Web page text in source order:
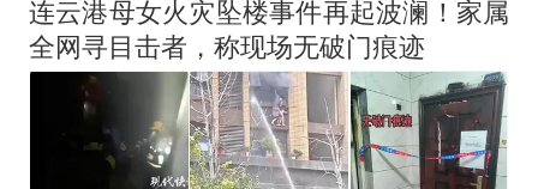
连云港母女火灾坠楼事件再起波澜！家属
全网寻目击者，称现场无破门痕迹